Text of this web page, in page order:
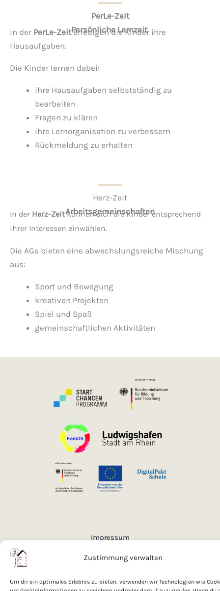
Zustimmung verwalten
Um dir ein optimales Erlebnis zu bieten, verwenden wir Technologien wie
PerLe-Zeit
Persönliche Lernzeit
In der PerLe-Zeiterledigen die Kinder ihre
Hausaufgaben.
Die Kinder lernen dabei:
ihre Hausaufgaben selbstständig zu
bearbeiten
Fragen zu klären
ihre Lernorganisation zu verbessern
Rückmeldung zu erhalten
Herz-Zeit
Arbeitsgemeinschaften
In der Herz-Zeitkönnen sich die Kinder entsprechend
ihrer Interessen einwählen.
Die AGs bieten eine abwechslungsreiche Mischung
aus:
Sport und Bewegung
kreativen Projekten
Spiel und Spaß
gemeinschaftlichen Aktivitäten
Impressum
Datenschutzerklärung Cookies